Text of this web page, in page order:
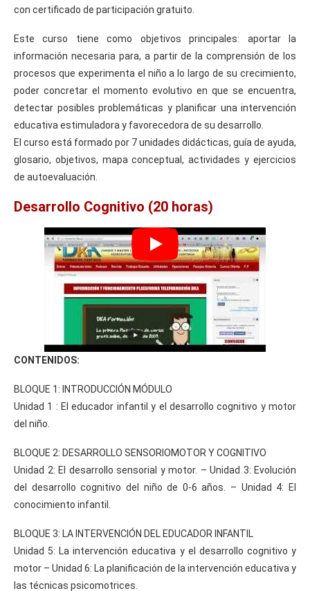
con certificado de participación gratuito.
Este curso tiene como objetivos principales: aportar la
información necesaria para, a partir de la comprensión de los
procesos que experimenta el niño a lo largo de su crecimiento,
poder concretar el momento evolutivo en que se encuentra,
detectar posibles problemáticas y planificar una intervención
educativa estimuladora y favorecedora de su desarrollo.
El curso está formado por 7 unidades didácticas, guía de ayuda,
glosario, objetivos, mapa conceptual, actividades y ejercicios
de autoevaluación.
Desarrollo Cognitivo (20 horas)
CONTENIDOS:
BLOQUE 1: INTRODUCCIÓN MÓDULO
Unidad 1 : El educador infantil y el desarrollo cognitivo y motor
del niño.
BLOQUE 2: DESARROLLO SENSORIOMOTOR Y COGNITIVO
Unidad 2: El desarrollo sensorial y motor. – Unidad 3: Evolución
del desarrollo cognitivo del niño de 0-6 años. – Unidad 4: El
conocimiento infantil.
BLOQUE 3: LA INTERVENCIÓN DEL EDUCADOR INFANTIL
Unidad 5: La intervención educativa y el desarrollo cognitivo y
motor – Unidad 6: La planificación de la intervención educativa y
las técnicas psicomotrices.